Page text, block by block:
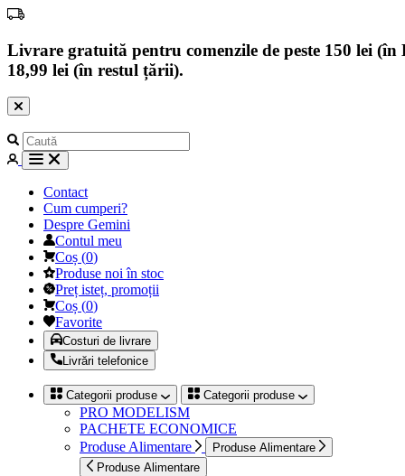
Livrare gratuită pentru comenzile de peste 150 lei
18,99 lei (în restul țării).
Contact
Cum cumperi?
Despre Gemini
Contul meu
Coș (0)
Produse noi în stoc
Preț isteț, promoții
Coș (0)
Favorite
Costuri de livrare
Livrări telefonice
Categorii produse Categorii produse
PRO MODELISM
PACHETE ECONOMICE
Produse Alimentare
Produse Alimentare
Produse Alimentare